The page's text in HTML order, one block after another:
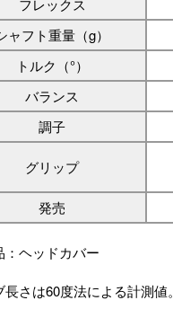
ャフト重量（g）
トルク（°）
バランス
調子
グリップ
発売
：ヘッドカバー
さは60度法による計測値。